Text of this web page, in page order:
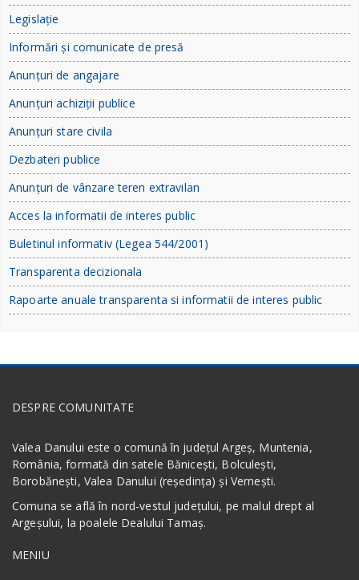
Legislație
Informări și comunicate de presă
Anunțuri de angajare
Anunțuri achiziții publice
Anunțuri stare civila
Dezbateri publice
Anunțuri de vânzare teren extravilan
Acces la informatii de interes public
Buletinul informativ (Legea 544/2001)
Transparenta decizionala
Rapoarte anuale transparenta si informatii de interes public
DESPRE COMUNITATE
Valea Danului este o comună în județul Argeș, Muntenia,
România, formată din satele Bănicești, Bolculești,
Borobănești, Valea Danului (reședința) și Vernești.
Comuna se află în nord-vestul județului, pe malul drept al
Argeșului, la poalele Dealului Tamaș.
MENIU